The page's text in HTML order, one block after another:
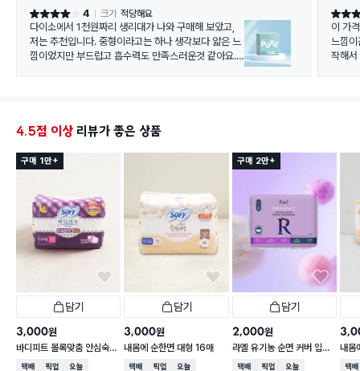
별점 4점 4 크기 적당해요
다이소에서 1천원짜리 생리대가 나와 구매해 보았고,
저는 추천입니다. 중형이라고는 하나 생각보다 얇은 느
낌이었지만 부드럽고 흡수력도 만족스러운것 같아요.
별점 5
이 가
느낌이
작해서
4.5점 이상 리뷰가 좋은 상품
구매 1만+
담기
3,000원
바디피트 볼록맞춤 안심숙면
슈퍼롱 10매
택배배송매장픽업오늘배송
담기
3,000원
내몸에 순한면 대형 16매
택배배송매장픽업오늘배송
구매 2만+
담기
2,000원
라엘 유기농 순면 커버 입는
오버나이트 대형 2개입
택배배송매장픽업오늘배송
내몸
택배